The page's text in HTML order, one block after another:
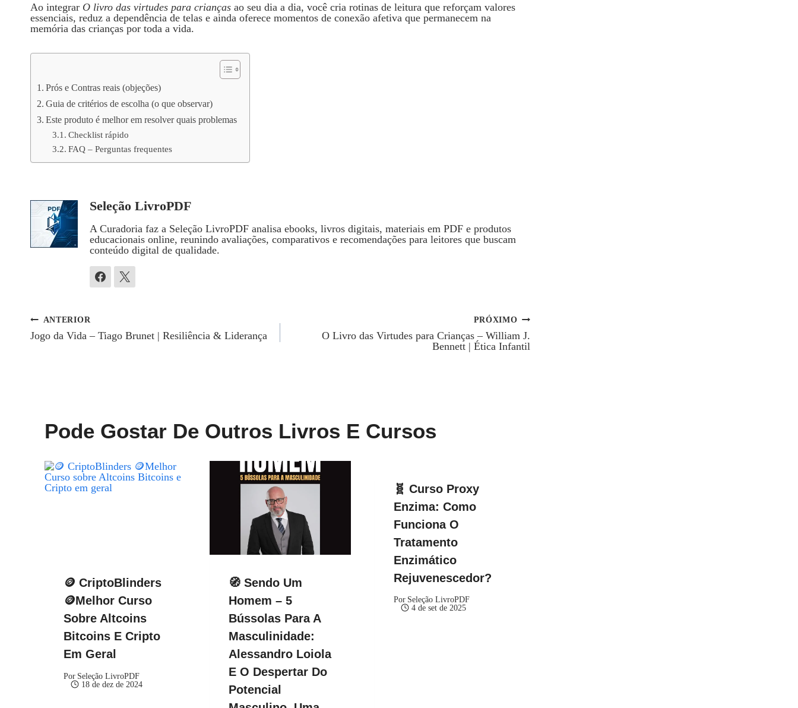
Ao integrar O livro das virtudes para crianças ao seu dia a dia, você cria rotinas de leitura que reforçam valores
essenciais, reduz a dependência de telas e ainda oferece momentos de conexão afetiva que permanecem na
memória das crianças por toda a vida.
Prós e Contras reais (objeções)
Guia de critérios de escolha (o que observar)
Este produto é melhor em resolver quais problemas
Checklist rápido
FAQ – Perguntas frequentes
Seleção LivroPDF
A Curadoria faz a Seleção LivroPDF analisa ebooks, livros digitais, materiais em PDF e produtos
educacionais online, reunindo avaliações, comparativos e recomendações para leitores que buscam
conteúdo digital de qualidade.
Navegação
ANTERIOR
Jogo da Vida – Tiago Brunet | Resiliência & Liderança
PRÓXIMO
O Livro das Virtudes para Crianças – William J.
Bennett | Ética Infantil
Pode Gostar De Outros Livros E Cursos
🪙 CriptoBlinders
🪙Melhor Curso
Sobre Altcoins
Bitcoins E Cripto
Em Geral
Por Seleção LivroPDF
18 de dez de 2024
🧭 Sendo Um
Homem – 5
Bússolas Para A
Masculinidade:
Alessandro Loiola
E O Despertar Do
Potencial
🧬 Curso Proxy
Enzima: Como
Funciona O
Tratamento
Enzimático
Rejuvenescedor?
Por Seleção LivroPDF
4 de set de 2025